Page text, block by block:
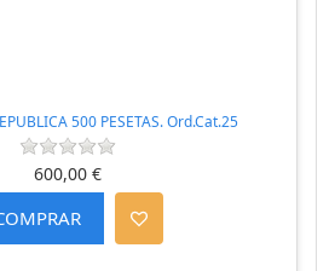
500 PESETAS. Ord.Cat.25
600,00 €